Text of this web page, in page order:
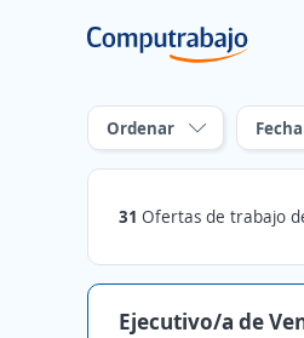
Ordenar Fecha
31 Ofertas de trabajo de
Ejecutivo/a de